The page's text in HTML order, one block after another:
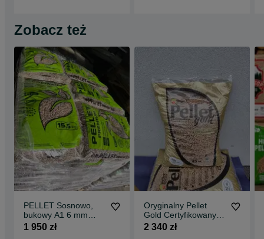
Zobacz też
PELLET Sosnowo,
bukowy A1 6 mm
PRODUCENT
1 950 zł
Oryginalny Pellet
Gold Certyfikowany
ENplus A1 Dostawa
Gratis
2 340 zł